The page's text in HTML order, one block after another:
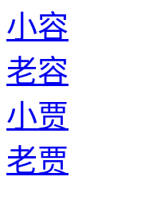
小容
老容
小贾
老贾